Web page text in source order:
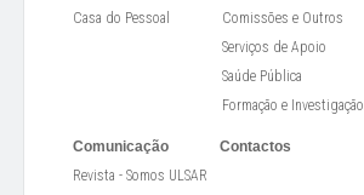
Casa do Pessoal
Comissões e Outros
Serviços de Apoio
Saúde Pública
Formação e Investigação
Comunicação
Revista - Somos ULSAR
Contactos